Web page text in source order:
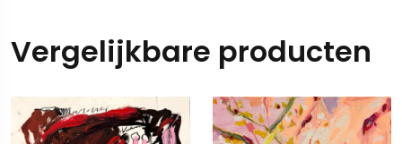
Vergelijkbare producten